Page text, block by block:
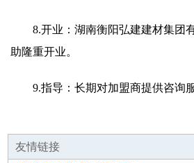
8.开业：湖南衡阳弘建建材集团
助隆重开业。
9.指导：长期对加盟商提供咨询
友情链接